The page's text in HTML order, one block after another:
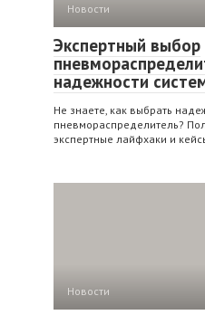
Новости
Экспертный выбор
надежности
Не знаете, как выбрать
пневмораспределитель?
экспертные лайфхаки и
Новости